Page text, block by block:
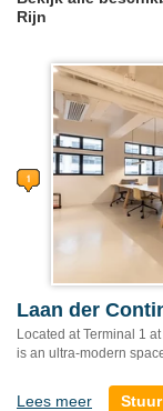
Rijn
Laan der
Located at Terminal 1
is an ultra-modern
Lees meer